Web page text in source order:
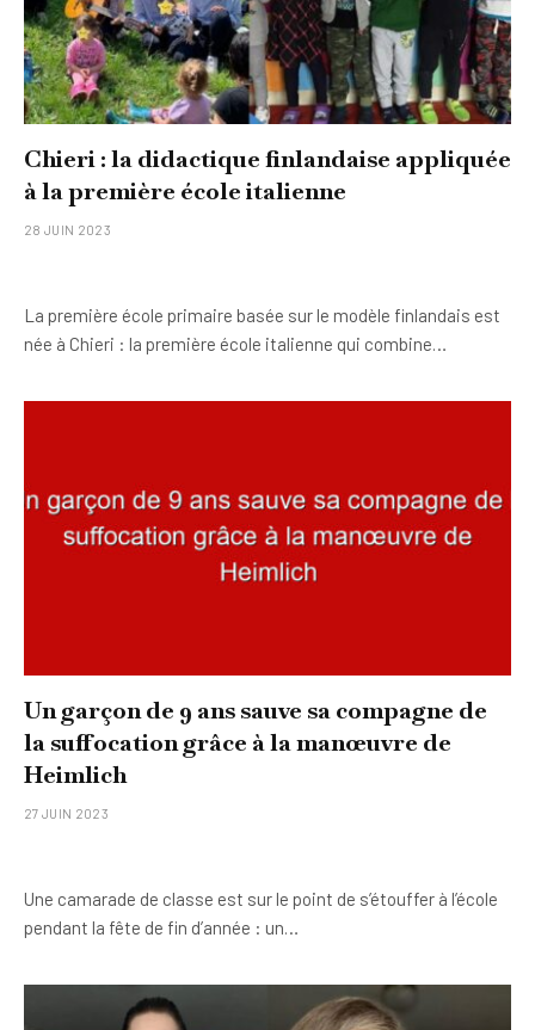
Chieri : la didactique finlandaise appliquée
à la première école italienne
28 JUIN 2023
La première école primaire basée sur le modèle finlandais est
née à Chieri : la première école italienne qui combine…
Un garçon de 9 ans sauve sa compagne de
la suffocation grâce à la manœuvre de
Heimlich
27 JUIN 2023
Une camarade de classe est sur le point de s’étouffer à l’école
pendant la fête de fin d’année : un…